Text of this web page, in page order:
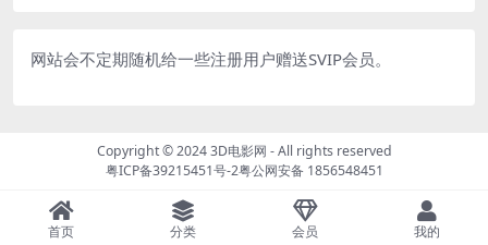
网站会不定期随机给一些注册用户赠送SVIP会员。
Copyright © 20243D电影网 - All rights reserved
粤ICP备39215451号-2粤公网安备 1856548451
首页 分类 会员 我的